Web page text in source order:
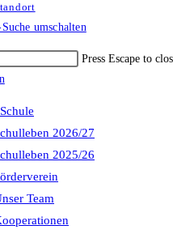
umschalten
Press Escape to
2026/27
2025/26
Team